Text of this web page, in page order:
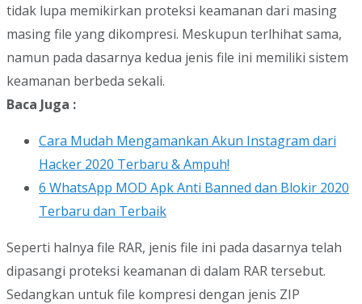
tidak lupa memikirkan proteksi keamanan dari masing
masing file yang dikompresi. Meskupun terlhihat sama,
namun pada dasarnya kedua jenis file ini memiliki sistem
keamanan berbeda sekali.
Baca Juga :
Cara Mudah Mengamankan Akun Instagram dari
Hacker 2020 Terbaru & Ampuh!
6 WhatsApp MOD Apk Anti Banned dan Blokir 2020
Terbaru dan Terbaik
Seperti halnya file RAR, jenis file ini pada dasarnya telah
dipasangi proteksi keamanan di dalam RAR tersebut.
Sedangkan untuk file kompresi dengan jenis ZIP